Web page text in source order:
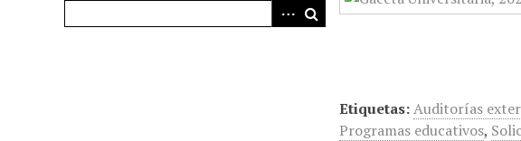
Etiquetas:Auditorías
Programas educativos,